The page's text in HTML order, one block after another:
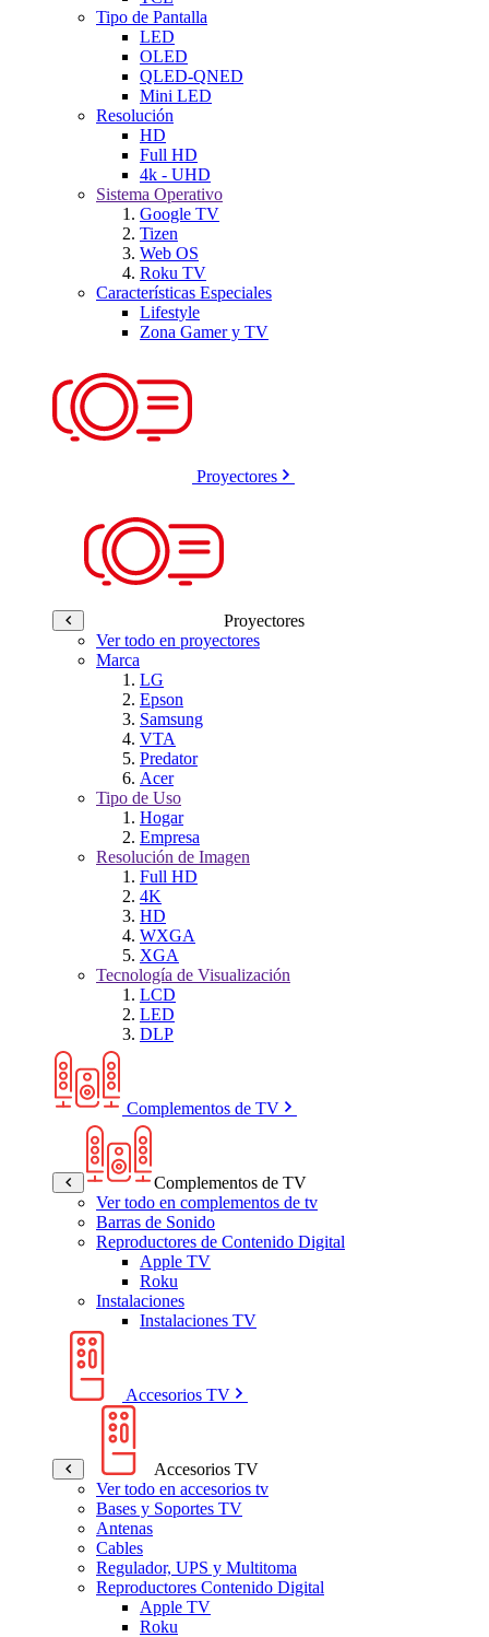
Tipo de Pantalla
LED
OLED
QLED-QNED
Mini LED
Resolución
HD
Full HD
4k - UHD
Sistema Operativo
Google TV
Tizen
Web OS
Roku TV
Características Especiales
Lifestyle
Zona Gamer y TV
Proyectores
Proyectores
Ver todo en proyectores
Marca
LG
Epson
Samsung
VTA
Predator
Acer
Tipo de Uso
Hogar
Empresa
Resolución de Imagen
Full HD
4K
HD
WXGA
XGA
Tecnología de Visualización
LCD
LED
DLP
Complementos de TV
Complementos de TV
Ver todo en complementos de tv
Barras de Sonido
Reproductores de Contenido Digital
Apple TV
Roku
Instalaciones
Instalaciones TV
Accesorios TV
Accesorios TV
Ver todo en accesorios tv
Bases y Soportes TV
Antenas
Cables
Regulador, UPS y Multitoma
Reproductores Contenido Digital
Apple TV
Roku